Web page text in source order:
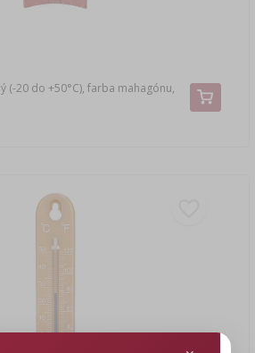
(-20 do +50°C), farba mahagónu,